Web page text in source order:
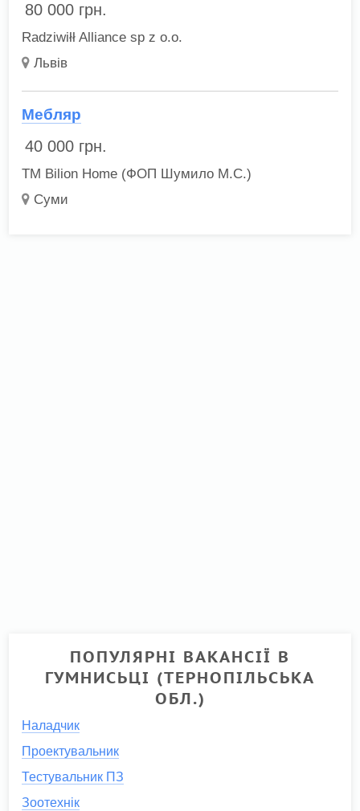
80 000 грн.
Radziwiłł Alliance sp z o.o.
Львів
Мебляр
40 000 грн.
ТМ Bilion Home (ФОП Шумило М.С.)
Суми
ПОПУЛЯРНІ ВАКАНСІЇ В
ГУМНИСЬЦІ (ТЕРНОПІЛЬСЬКА
ОБЛ.)
Наладчик
Проектувальник
Тестувальник ПЗ
Зоотехнік